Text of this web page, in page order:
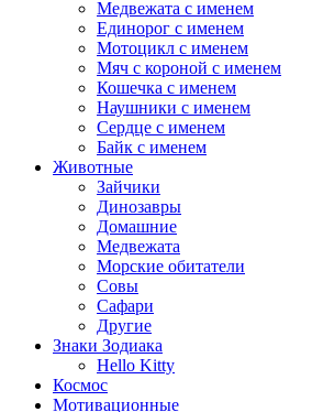
Медвежата с именем
Единорог с именем
Мотоцикл с именем
Мяч с короной с именем
Кошечка с именем
Наушники с именем
Сердце с именем
Байк с именем
Животные
Зайчики
Динозавры
Домашние
Медвежата
Морские обитатели
Совы
Сафари
Другие
Знаки Зодиака
Hello Kitty
Космос
Мотивационные